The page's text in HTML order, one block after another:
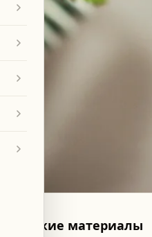
Похожие материалы